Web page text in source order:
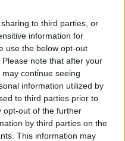
to third parties, or
information for
use the below opt-out
note that after your
continue seeing
information utilized by
to third parties prior to
opt-out of the further
by third parties on the
This information may